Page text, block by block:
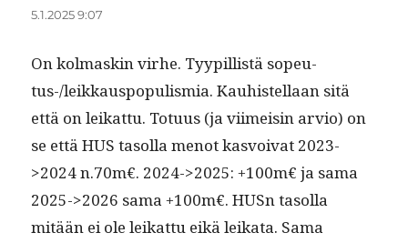
5.1.2025 9:07
On kol­maskin virhe. Tyyp­il­listä sopeu­
tus-/leikkaus­pop­ulis­mia. Kauhis­tel­laan sitä
että on leikat­tu. Totu­us (ja viimeisin arvio) on
se että HUS tasol­la menot kasvoivat 2023-
>2024 n.70m€. 2024->2025: +100m€ ja sama
2025->2026 sama +100m€. HUSn tasol­la
mitään ei ole leikat­tu eikä leika­ta. Sama